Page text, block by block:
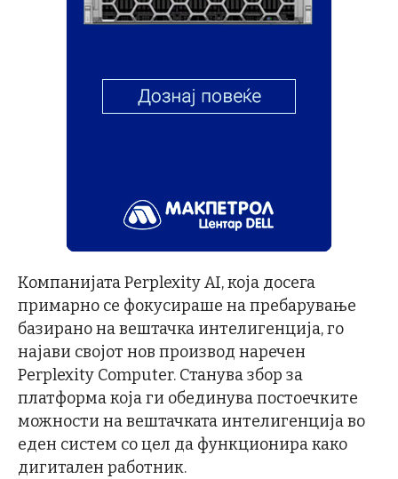
Компанијата Perplexity AI, која досега
примарно се фокусираше на пребарување
базирано на вештачка интелигенција, го
најави својот нов производ наречен
Perplexity Computer. Станува збор за
платформа која ги обединува постоечките
можности на вештачката интелигенција во
еден систем со цел да функционира како
дигитален работник.